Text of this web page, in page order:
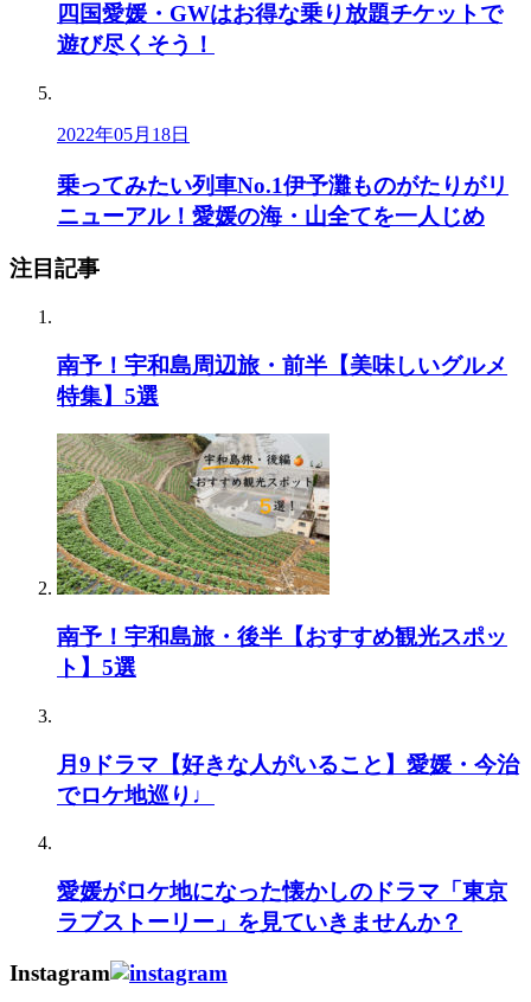
四国愛媛・GWはお得な乗り放題チケットで
遊び尽くそう！
2022年05月18日
乗ってみたい列車No.1伊予灘ものがたりがリ
ニューアル！愛媛の海・山全てを一人じめ
注目記事
南予！宇和島周辺旅・前半【美味しいグルメ
特集】5選
南予！宇和島旅・後半【おすすめ観光スポッ
ト】5選
月9ドラマ【好きな人がいること】愛媛・今治
でロケ地巡り♩
愛媛がロケ地になった懐かしのドラマ「東京
ラブストーリー」を見ていきませんか？
Instagram